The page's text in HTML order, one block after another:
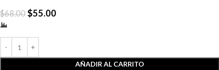
$68.00 $55.00
AÑADIR AL CARRITO